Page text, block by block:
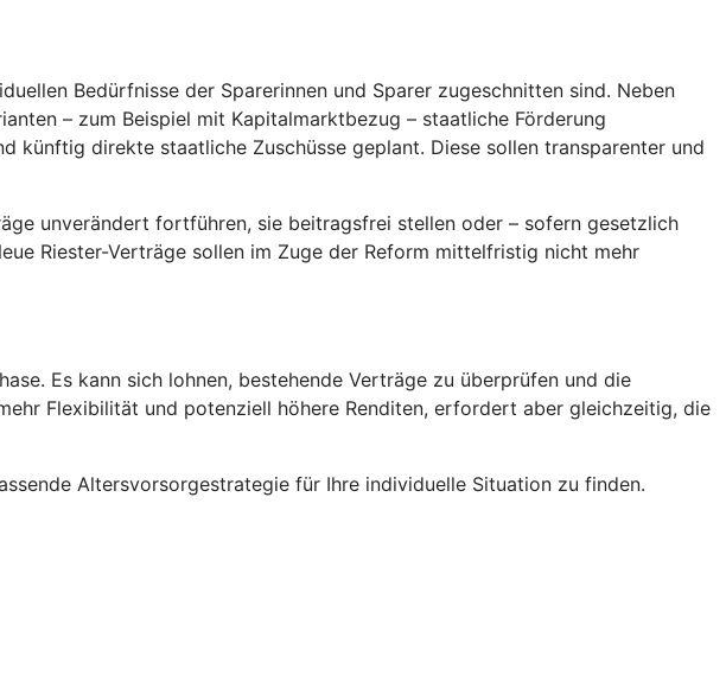
Bedürfnisse der Sparerinnen und Sparer zugeschnitten sind. Neben
– zum Beispiel mit Kapitalmarktbezug – staatliche Förderung
künftig direkte staatliche Zuschüsse geplant. Diese sollen transparenter und
unverändert fortführen, sie beitragsfrei stellen oder – sofern gesetzlich
Riester-Verträge sollen im Zuge der Reform mittelfristig nicht mehr
Es kann sich lohnen, bestehende Verträge zu überprüfen und die
Flexibilität und potenziell höhere Renditen, erfordert aber gleichzeitig, die
Altersvorsorgestrategie für Ihre individuelle Situation zu finden.